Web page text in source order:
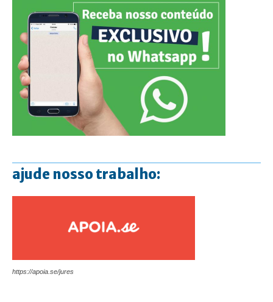
ajude nosso trabalho:
https://apoia.se/jures